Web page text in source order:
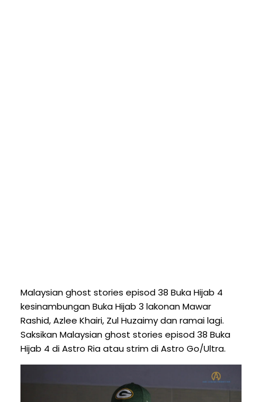
Malaysian ghost stories episod 38 Buka Hijab 4
kesinambungan Buka Hijab 3 lakonan Mawar
Rashid, Azlee Khairi, Zul Huzaimy dan ramai lagi.
Saksikan Malaysian ghost stories episod 38 Buka
Hijab 4 di Astro Ria atau strim di Astro Go/Ultra.